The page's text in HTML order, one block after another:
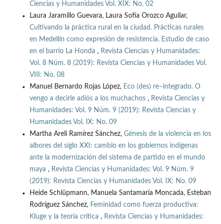
Ciencias y Humanidades Vol. XIX: No. 02
Laura Jaramillo Guevara, Laura Sofía Orozco Aguilar,
Cultivando la práctica rural en la ciudad. Prácticas rurales
en Medellín como expresión de resistencia. Estudio de caso
en el barrio La Honda , Revista Ciencias y Humanidades:
Vol. 8 Núm. 8 (2019): Revista Ciencias y Humanidades Vol.
VIII: No. 08
Manuel Bernardo Rojas López, Eco (des) re–integrado. O
vengo a decirle adiós a los muchachos , Revista Ciencias y
Humanidades: Vol. 9 Núm. 9 (2019): Revista Ciencias y
Humanidades Vol. IX: No. 09
Martha Areli Ramírez Sánchez, Génesis de la violencia en los
albores del siglo XXI: cambio en los gobiernos indígenas
ante la modernización del sistema de partido en el mundo
maya , Revista Ciencias y Humanidades: Vol. 9 Núm. 9
(2019): Revista Ciencias y Humanidades Vol. IX: No. 09
Heide Schlüpmann, Manuela Santamaría Moncada, Esteban
Rodríguez Sánchez, Feminidad como fuerza productiva:
Kluge y la teoría crítica , Revista Ciencias y Humanidades: